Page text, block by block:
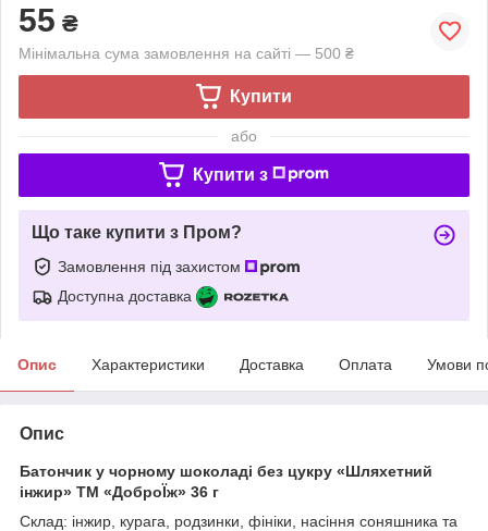
55 ₴
Мінімальна сума замовлення на сайті — 500 ₴
Купити
або
Купити з
Що таке купити з Пром?
Замовлення під захистом
Доступна доставка
Опис Характеристики Доставка Оплата Умови
Опис
Батончик у чорному шоколаді без цукру «Шляхетний
інжир» ТМ «ДоброЇж» 36 г
Склад: інжир, курага, родзинки, фініки, насіння соняшника та